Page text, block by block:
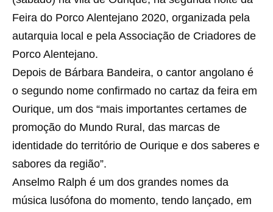
Feira do Porco Alentejano 2020, organizada pela
autarquia local e pela Associação de Criadores de
Porco Alentejano.
Depois de Bárbara Bandeira, o cantor angolano é
o segundo nome confirmado no cartaz da feira em
Ourique, um dos “mais importantes certames de
promoção do Mundo Rural, das marcas de
identidade do território de Ourique e dos saberes e
sabores da região”.
Anselmo Ralph é um dos grandes nomes da
música lusófona do momento, tendo lançado, em